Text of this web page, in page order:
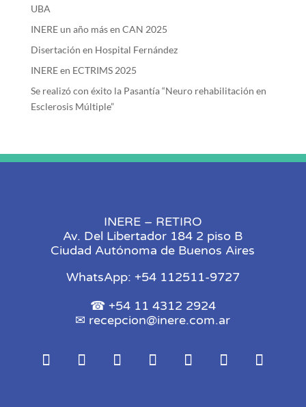
UBA
INERE un año más en CAN 2025
Disertación en Hospital Fernández
INERE en ECTRIMS 2025
Se realizó con éxito la Pasantía “Neuro rehabilitación en
Esclerosis Múltiple”
INERE – RETIRO
Av. Del Libertador 184 2 piso B
Ciudad Autónoma de Buenos Aires
WhatsApp: +54 112511-9727
☎ +54 11 4312 2924
✉ recepcion@inere.com.ar